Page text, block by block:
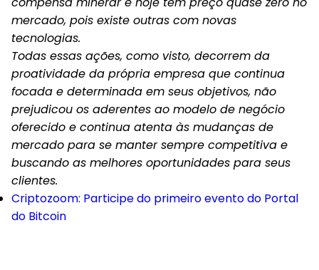
mercado, pois existe outras com novas
tecnologias.
Todas essas ações, como visto, decorrem da
proatividade da própria empresa que continua
focada e determinada em seus objetivos, não
prejudicou os aderentes ao modelo de negócio
oferecido e continua atenta às mudanças de
mercado para se manter sempre competitiva e
buscando as melhores oportunidades para seus
clientes.
Criptozoom: Participe do primeiro evento do Portal
do Bitcoin